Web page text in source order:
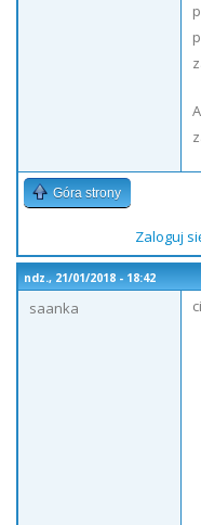
Góra strony
Zaloguj
ndz., 21/01/2018 - 18:42
saanka